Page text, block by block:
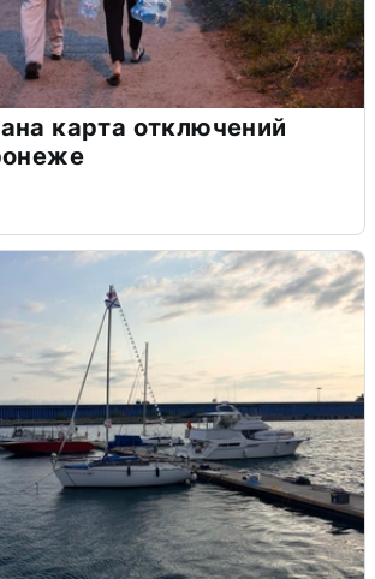
карта отключений